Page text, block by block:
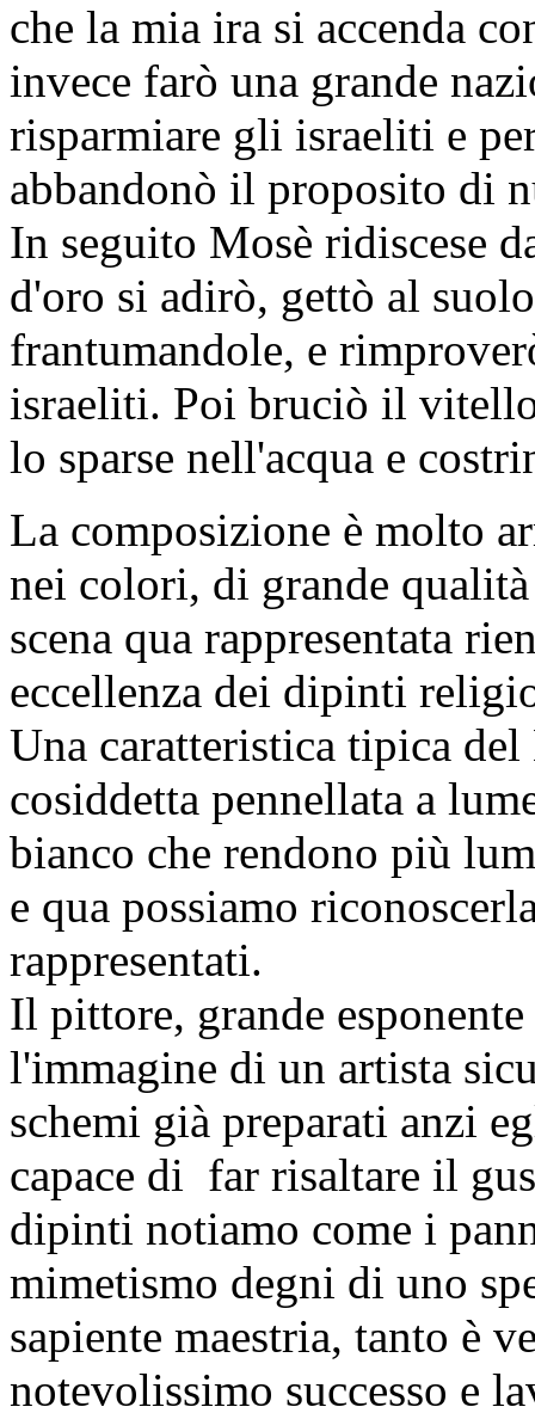
che la mia ira si accenda
invece farò una grande
risparmiare gli israeliti e
abbandonò il proposito di
In seguito Mosè ridiscese
d'oro si adirò, gettò al
frantumandole, e
israeliti. Poi bruciò il
lo sparse nell'acqua e
La composizione è molto
nei colori, di grande
scena qua rappresentata
eccellenza dei dipinti
Una caratteristica tipica
cosiddetta pennellata a
bianco che rendono più
e qua possiamo
rappresentati.
Il pittore, grande
l'immagine di un artista
schemi già preparati anzi
capace di far risaltare il
dipinti notiamo come i
mimetismo degni di uno
sapiente maestria, tanto è
notevolissimo successo e